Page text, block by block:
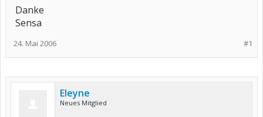
Danke
Sensa
#1
24. Mai 2006
Eleyne
Neues Mitglied